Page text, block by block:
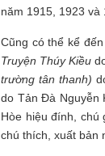
năm 1915, 1923 và
Cũng có thể kể đến
Truyện Thúy Kiều
trường tân thanh)
do Tản Đà Nguyễn
Hòe hiệu đính, chú
chú thích, xuất bản